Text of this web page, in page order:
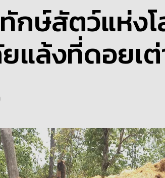
ษ์สัตว์แห่งโ
แล้งที่ดอยเ